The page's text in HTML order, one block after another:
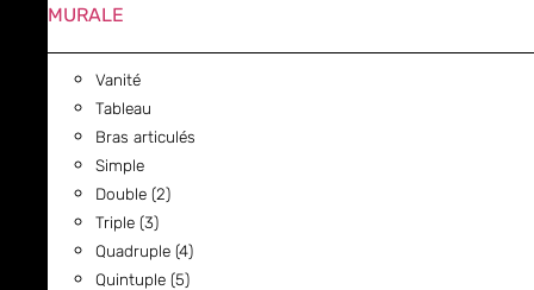
MURALE
Vanité
Tableau
Bras articulés
Simple
Double (2)
Triple (3)
Quadruple (4)
Quintuple (5)